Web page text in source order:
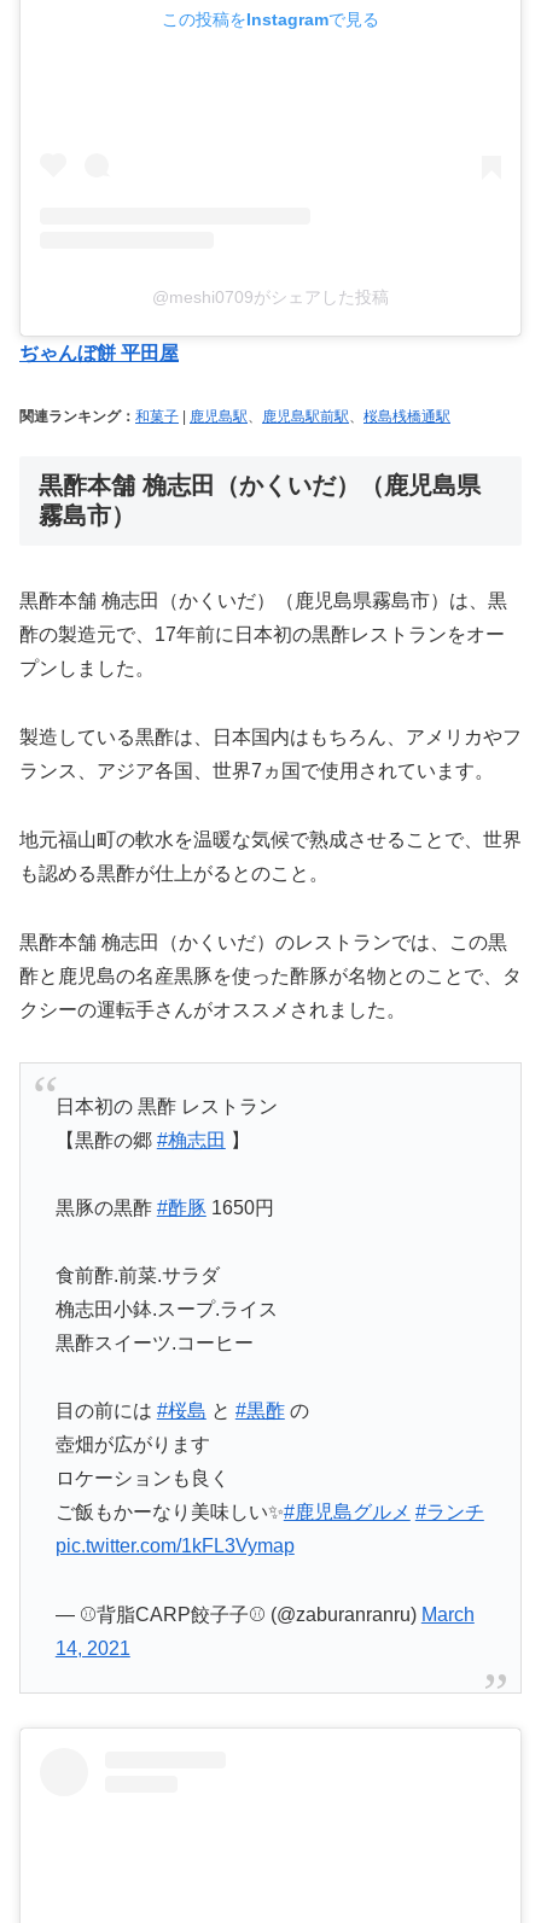
この投稿をInstagramで見る
@meshi0709がシェアした投稿
ぢゃんぼ餅 平田屋
関連ランキング： 和菓子 鹿児島駅、 鹿児島駅前駅、 桜島桟橋通駅
黒酢本舗 桷志田（かくいだ）（鹿児島県
霧島市）
黒酢本舗 桷志田（かくいだ）（鹿児島県霧島市）は、黒
酢の製造元で、17年前に日本初の黒酢レストランをオー
プンしました。
製造している黒酢は、日本国内はもちろん、アメリカやフ
ランス、アジア各国、世界7ヵ国で使用されています。
地元福山町の軟水を温暖な気候で熟成させることで、世界
も認める黒酢が仕上がるとのこと。
黒酢本舗 桷志田（かくいだ）のレストランでは、この黒
酢と鹿児島の名産黒豚を使った酢豚が名物とのことで、タ
クシーの運転手さんがオススメされました。
日本初の 黒酢 レストラン
【黒酢の郷 #桷志田 】
黒豚の黒酢 #酢豚1650円
食前酢.前菜.サラダ
桷志田小鉢.スープ.ライス
黒酢スイーツ.コーヒー
目の前には #桜島 と #黒酢の
壺畑が広がります
ロケーションも良く
ご飯もかーなり美味しい✨#鹿児島グルメ #ランチ
pic.twitter.com/1kFL3Vymap
— ⚾背脂CARP餃子子⚾ (@zaburanranru) March
14, 2021